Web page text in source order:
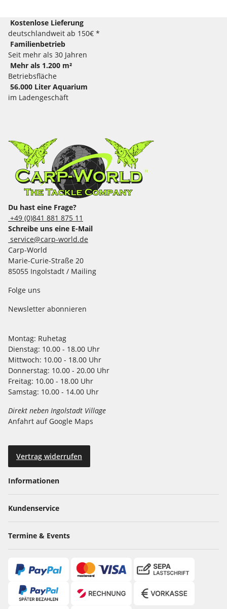
Kostenlose Lieferung
deutschlandweit ab 150€ *
Familienbetrieb
Seit mehr als 30 Jahren
Mehr als 1.200 m²
Betriebsfläche
56.000 Liter Aquarium
im Ladengeschäft
Du hast eine Frage?
+49 (0)841 881 875 11
Schreibe uns eine E-Mail
service@carp-world.de
Carp-World
Marie-Curie-Straße 20
85055 Ingolstadt / Mailing
Folge uns
Newsletter abonnieren
Montag: Ruhetag
Dienstag: 10.00 - 18.00 Uhr
Mittwoch: 10.00 - 18.00 Uhr
Donnerstag: 10.00 - 20.00 Uhr
Freitag: 10.00 - 18.00 Uhr
Samstag: 10.00 - 14.00 Uhr
Direkt neben Ingolstadt Village
Anfahrt auf Google Maps
Vertrag widerrufen
Informationen
Kundenservice
Termine & Events